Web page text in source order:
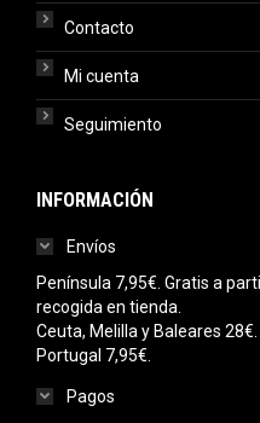
Contacto
Mi cuenta
Seguimiento
INFORMACIÓN
Envíos
Península 7,95€. Gratis a
recogida en tienda.
Ceuta, Melilla y Baleares 28€.
Portugal 7,95€.
Pagos